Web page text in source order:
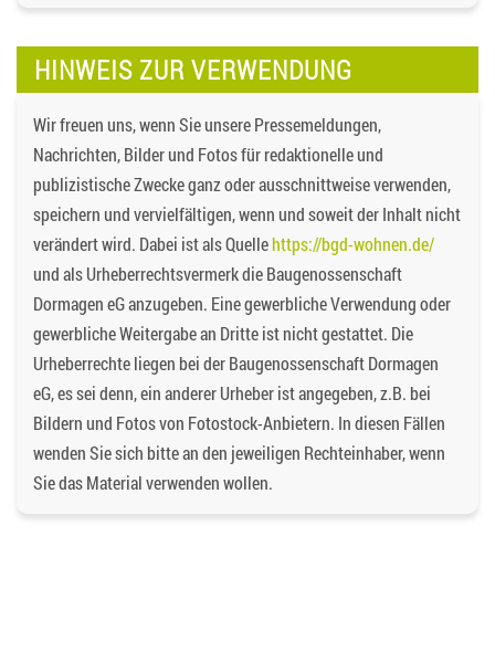
HINWEIS ZUR VERWENDUNG
Wir freuen uns, wenn Sie unsere Pressemeldungen,
Nachrichten, Bilder und Fotos für redaktionelle und
publizistische Zwecke ganz oder ausschnittweise verwenden,
speichern und vervielfältigen, wenn und soweit der Inhalt nicht
verändert wird. Dabei ist als Quellehttps://bgd-wohnen.de/
und als Urheberrechtsvermerk die Baugenossenschaft
Dormagen eG anzugeben. Eine gewerbliche Verwendung oder
gewerbliche Weitergabe an Dritte ist nicht gestattet. Die
Urheberrechte liegen bei der Baugenossenschaft Dormagen
eG, es sei denn, ein anderer Urheber ist angegeben, z.B. bei
Bildern und Fotos von Fotostock-Anbietern. In diesen Fällen
wenden Sie sich bitte an den jeweiligen Rechteinhaber, wenn
Sie das Material verwenden wollen.